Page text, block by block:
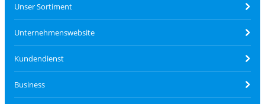
Unser Sortiment
Unternehmenswebsite
Kundendienst
Business